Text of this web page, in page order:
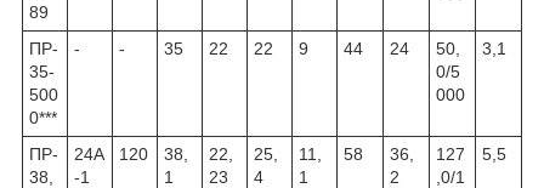
89
ПР-
35-
500
0***
- - 35 22 22 9 44 24
50,
0/5
000
3,1
ПР-
38,
24А
-1
120
38,
1
22,
23
25,
4
11,
1
58
36,
2
127
,0/1
5,5